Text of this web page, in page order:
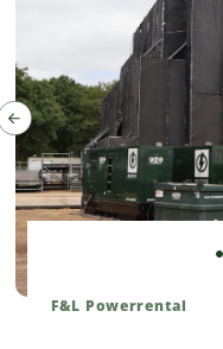
F&L Powerrental